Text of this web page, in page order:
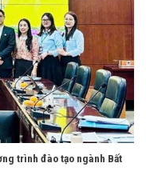
trình đào tạo ngành Bất